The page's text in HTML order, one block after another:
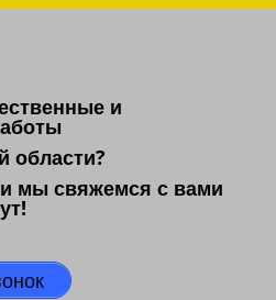
и
области?
и мы свяжемся с вами